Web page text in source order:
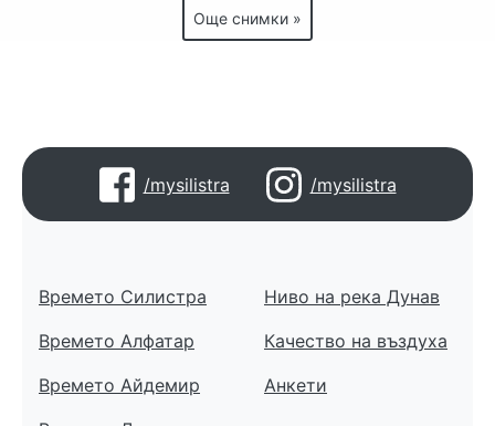
Още снимки »
/mysilistra /mysilistra
Времето Силистра
Времето Алфатар
Времето Айдемир
Ниво на река Дунав
Качество на въздуха
Анкети